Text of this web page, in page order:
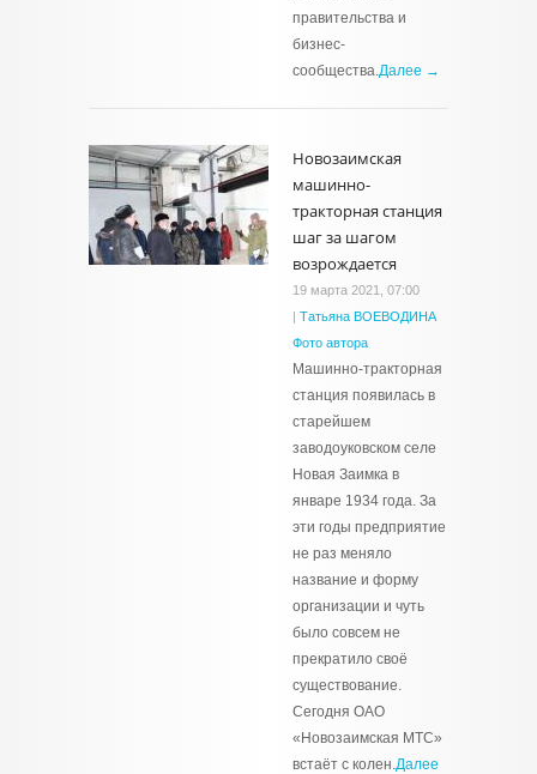
правительства и
бизнес-
сообщества.Далее →
Новозаимская
машинно-
тракторная станция
шаг за шагом
возрождается
19 марта 2021, 07:00
| Татьяна ВОЕВОДИНА
Фото автора
Машинно-тракторная
станция появилась в
старейшем
заводоуковском селе
Новая Заимка в
январе 1934 года. За
эти годы предприятие
не раз меняло
название и форму
организации и чуть
было совсем не
прекратило своё
существование.
Сегодня ОАО
«Новозаимская МТС»
встаёт с колен.Далее